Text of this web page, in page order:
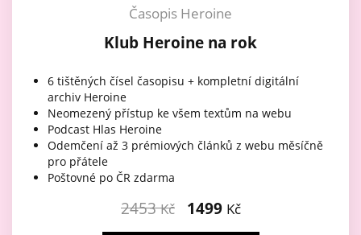
Časopis Heroine
Klub Heroine na rok
6 tištěných čísel časopisu + kompletní digitální
archiv Heroine
Neomezený přístup ke všem textům na webu
Podcast Hlas Heroine
Odemčení až 3 prémiových článků z webu měsíčně
pro přátele
Poštovné po ČR zdarma
2453Kč 1499 Kč